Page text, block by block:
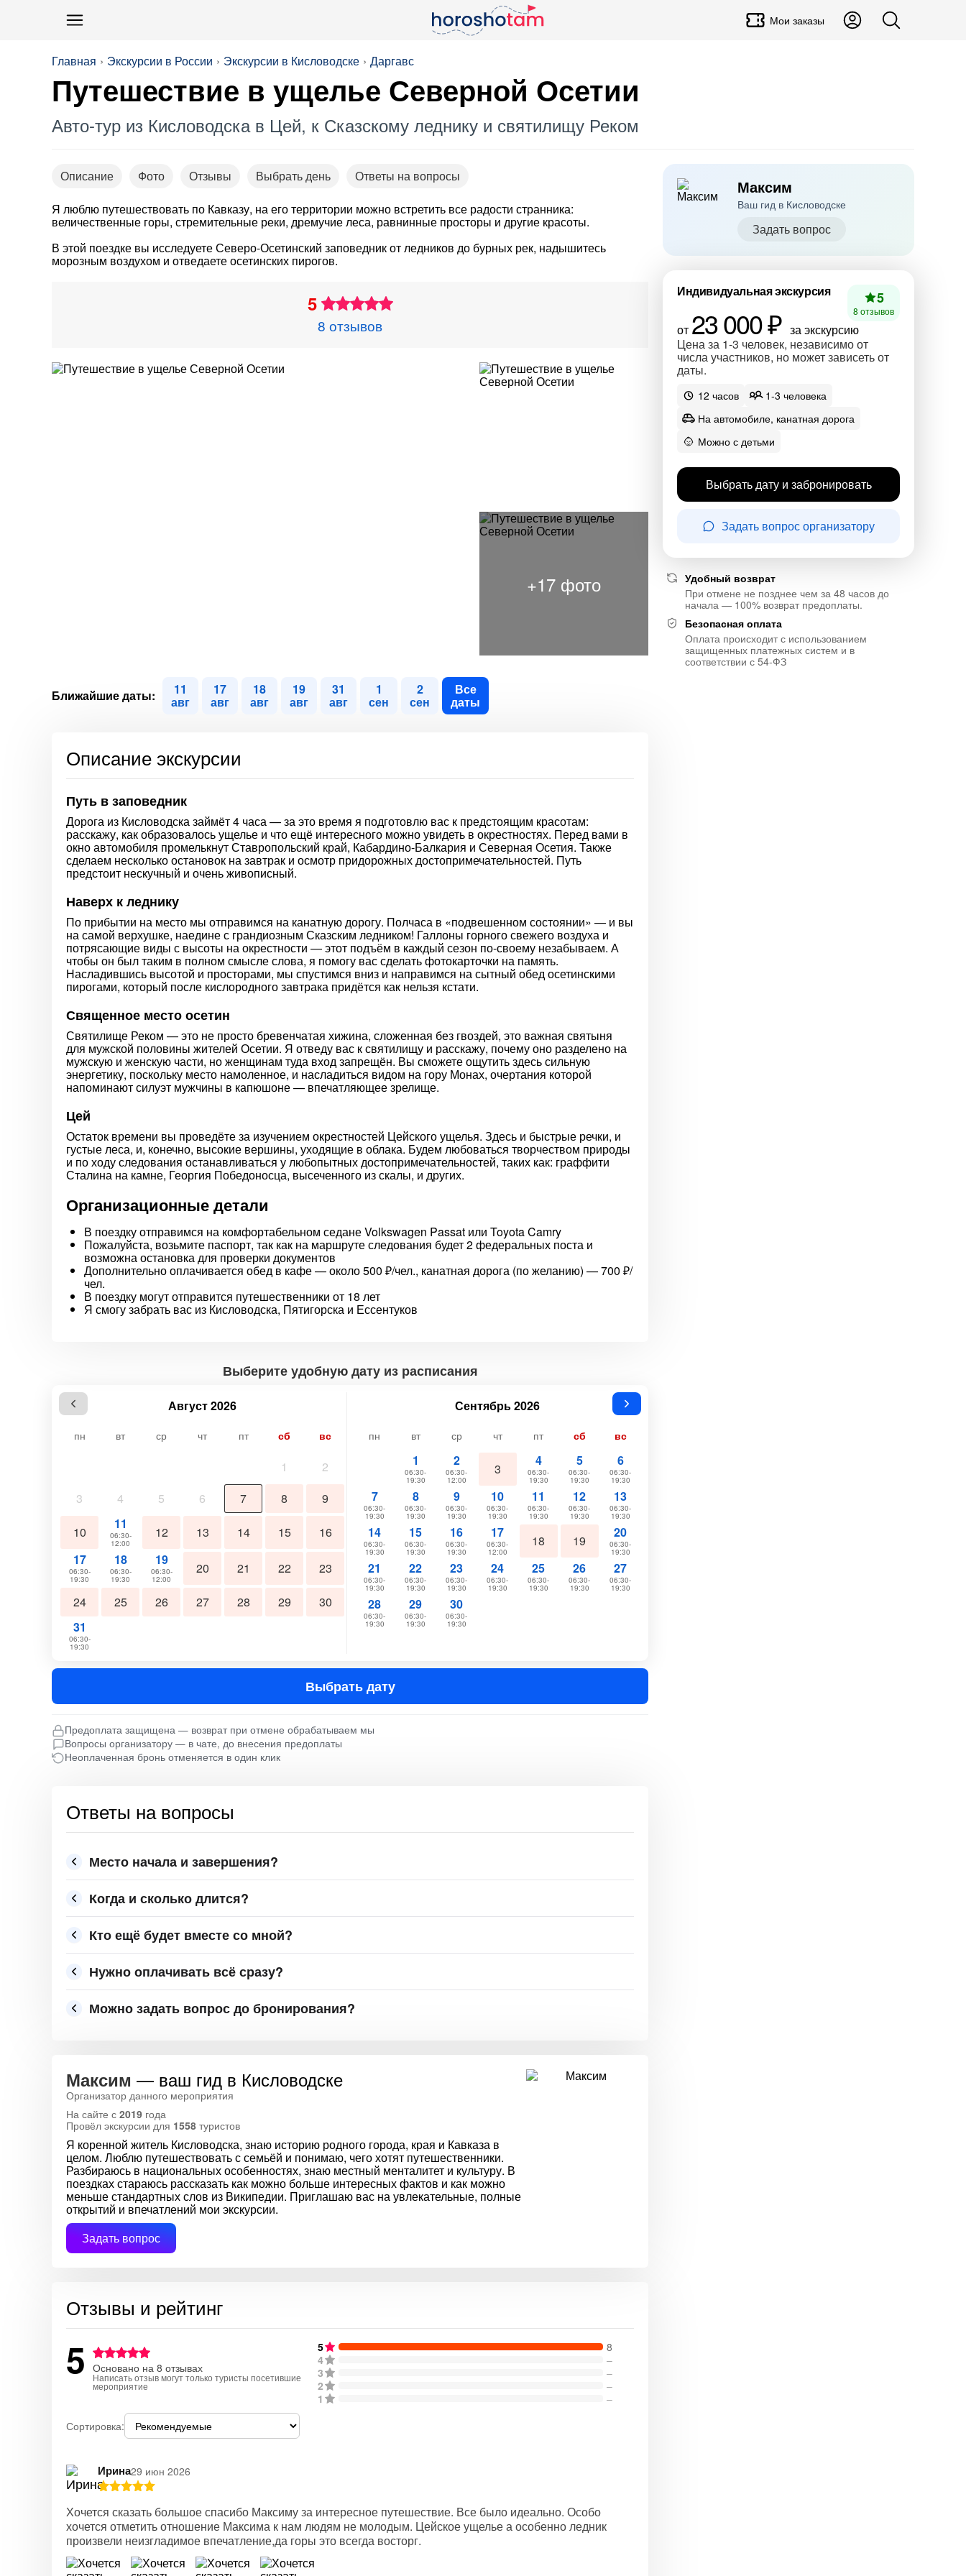
Мои заказы
Главная Экскурсии в России Экскурсии в Кисловодске Даргавс
Путешествие в ущелье Северной Осетии
Авто-тур из Кисловодска в Цей, к Сказскому леднику и святилищу Реком
Описание Фото Отзывы Выбрать день
Ответы на вопросы
Я люблю путешествовать по Кавказу, на его территории можно встретить все радости странника:
величественные горы, стремительные реки, дремучие леса, равнинные просторы и другие красоты.
В этой поездке вы исследуете Северо-Осетинский заповедник от ледников до бурных рек, надышитесь
морозным воздухом и отведаете осетинских пирогов.
5
8 отзывов
Ближайшие даты: 11
авг
17
авг
18
авг
19
авг
31
авг
1
сен
2
сен
Все
даты
Описание экскурсии
Путь в заповедник
Дорога из Кисловодска займёт 4 часа — за это время я подготовлю вас к предстоящим красотам:
расскажу, как образовалось ущелье и что ещё интересного можно увидеть в окрестностях. Перед вами в
окно автомобиля промелькнут Ставропольский край, Кабардино-Балкария и Северная Осетия. Также
сделаем несколько остановок на завтрак и осмотр придорожных достопримечательностей. Путь
предстоит нескучный и очень живописный.
Наверх к леднику
По прибытии на место мы отправимся на канатную дорогу. Полчаса в «подвешенном состоянии» — и вы
на самой верхушке, наедине с грандиозным Сказским ледником! Галлоны горного свежего воздуха и
потрясающие виды с высоты на окрестности — этот подъём в каждый сезон по-своему незабываем. А
чтобы он был таким в полном смысле слова, я помогу вас сделать фотокарточки на память.
Насладившись высотой и просторами, мы спустимся вниз и направимся на сытный обед осетинскими
пирогами, который после кислородного завтрака придётся как нельзя кстати.
Священное место осетин
Святилище Реком — это не просто бревенчатая хижина, сложенная без гвоздей, это важная святыня
для мужской половины жителей Осетии. Я отведу вас к святилищу и расскажу, почему оно разделено на
мужскую и женскую части, но женщинам туда вход запрещён. Вы сможете ощутить здесь сильную
энергетику, поскольку место намоленное, и насладиться видом на гору Монах, очертания которой
напоминают силуэт мужчины в капюшоне — впечатляющее зрелище.
Цей
Остаток времени вы проведёте за изучением окрестностей Цейского ущелья. Здесь и быстрые речки, и
густые леса, и, конечно, высокие вершины, уходящие в облака. Будем любоваться творчеством природы
и по ходу следования останавливаться у любопытных достопримечательностей, таких как: граффити
Сталина на камне, Георгия Победоносца, высеченного из скалы, и других.
Организационные детали
В поездку отправимся на комфортабельном седане Volkswagen Passat или Toyota Camry
Пожалуйста, возьмите паспорт, так как на маршруте следования будет 2 федеральных поста и
возможна остановка для проверки документов
Дополнительно оплачивается обед в кафе — около 500 ₽/чел., канатная дорога (по желанию) — 700 ₽/
чел.
В поездку могут отправится путешественники от 18 лет
Я смогу забрать вас из Кисловодска, Пятигорска и Ессентуков
Выберите удобную дату из расписания
Август 2026
пн вт ср чт пт сб вс
1
2
3
4 5 6 7 8 9
10
11
06:30-
12:00
12 13 14 15
16
17
06:30-
19:30
18
06:30-
19:30
19
06:30-
12:00
20 21 22 23
24 25 26 27 28 29
30
31
06:30-
19:30
Сентябрь 2026
пн вт ср чт пт сб вс
1
06:30-
19:30
2
06:30-
12:00
3
4
06:30-
19:30
5
06:30-
19:30
6
06:30-
19:30
7
06:30-
19:30
8
06:30-
19:30
9
06:30-
19:30
10
06:30-
19:30
11
06:30-
19:30
12
06:30-
19:30
13
06:30-
19:30
14
06:30-
19:30
15
06:30-
19:30
16
06:30-
19:30
17
06:30-
12:00
18 19
20
06:30-
19:30
21
06:30-
19:30
22
06:30-
19:30
23
06:30-
19:30
24
06:30-
19:30
25
06:30-
19:30
26
06:30-
19:30
27
06:30-
19:30
28
06:30-
19:30
29
06:30-
19:30
30
06:30-
19:30
Выбрать дату
Предоплата защищена — возврат при отмене обрабатываем мы
Вопросы организатору — в чате, до внесения предоплаты
Неоплаченная бронь отменяется в один клик
Ответы на вопросы
Место начала и завершения?
Когда и сколько длится?
Кто ещё будет вместе со мной?
Нужно оплачивать всё сразу?
Можно задать вопрос до бронирования?
Максим — ваш гид в Кисловодске
Организатор данного мероприятия
На сайте с 2019 года
Провёл экскурсии для 1558 туристов
Я коренной житель Кисловодска, знаю историю родного города, края и Кавказа в
целом. Люблю путешествовать с семьёй и понимаю, чего хотят путешественники.
Разбираюсь в национальных особенностях, знаю местный менталитет и культуру. В
поездках стараюсь рассказать как можно больше интересных фактов и как можно
меньше стандартных слов из Википедии. Приглашаю вас на увлекательные, полные
открытий и впечатлений мои экскурсии.
Задать вопрос
Отзывы и рейтинг
5 Основано на 8 отзывах
Написать отзыв могут только туристы посетившие
мероприятие
5
8
4
–
3
–
2
–
1
–
Сортировка:
Ирина29 июн 2026
Хочется сказать большое спасибо Максиму за интересное путешествие. Все было идеально. Особо
хочется отметить отношение Максима к нам людям не молодым. Цейское ущелье а особенно ледник
произвели неизгладимое впечатление,да горы это всегда восторг.
Максим
Ваш гид в Кисловодске
Задать вопрос
Индивидуальная экскурсия
от 23 000 ₽ за экскурсию
Цена за 1-3 человек, независимо от
числа участников, но может зависеть от
даты.
5
8 отзывов
12 часов
1-3 человека
На автомобиле, канатная дорога
Можно с детьми
Выбрать дату и забронировать
Задать вопрос организатору
Удобный возврат
При отмене не позднее чем за 48 часов до
начала — 100% возврат предоплаты.
Безопасная оплата
Оплата происходит с использованием
защищенных платежных систем и в
соответствии с 54-ФЗ